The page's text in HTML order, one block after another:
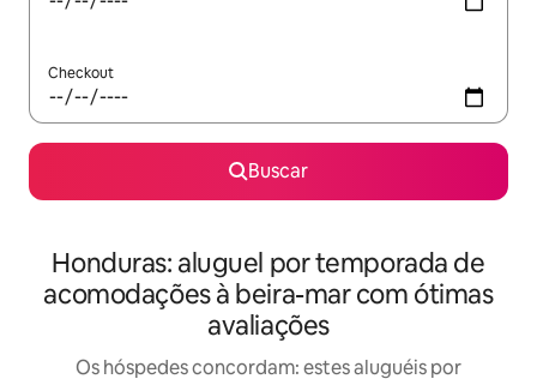
Checkout
Buscar
Honduras: aluguel por temporada de
acomodações à beira-mar com ótimas
avaliações
Os hóspedes concordam: estes aluguéis por